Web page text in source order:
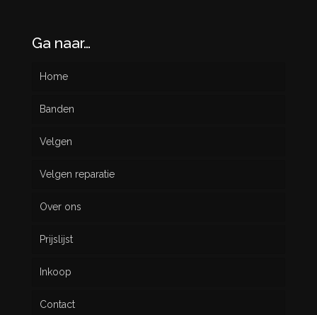
Ga naar…
Home
Banden
Nieuw
Gebruikt
Velgen
Velgen reparatie
Over ons
Prijslijst
Inkoop
Contact